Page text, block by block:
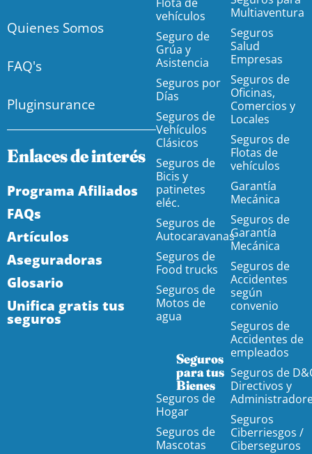
Quienes Somos
FAQ's
Pluginsurance
Enlaces de interés
Programa Afiliados
FAQs
Artículos
Aseguradoras
Glosario
Unifica gratis tus
seguros
vehículos
Seguro de
Grúa y
Asistencia
Seguros por
Días
Seguros de
Vehículos
Clásicos
Seguros de
Bicis y
patinetes
eléc.
Seguros de
Autocaravanas
Seguros de
Food trucks
Seguros de
Motos de
agua
Seguros
para tus
Bienes
Seguros de
Hogar
Seguros de
Mascotas
Multiaventura
Seguros
Salud
Empresas
Seguros de
Oficinas,
Comercios y
Locales
Seguros de
Flotas de
vehículos
Garantía
Mecánica
Seguros de
Garantía
Mecánica
Seguros de
Accidentes
según
convenio
Seguros de
Accidentes de
empleados
Seguros de
Directivos y
Seguros
Ciberriesgos /
Ciberseguros